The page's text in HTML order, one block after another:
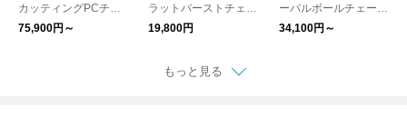
カッティングPCチェ
ーンネックレス アク
セサリーシルバー ジ
75,900円～
ラットバーストチェー
ンネックレス アクセ
サリー ジュエリー ユ
AT BURST CHAIN NE
CKLACE ED26SS-05
19,800円
ーバルボールチェーン
ネックレス 40cm 50c
m アクセサリー ジュ
34,100円～
もっと見る